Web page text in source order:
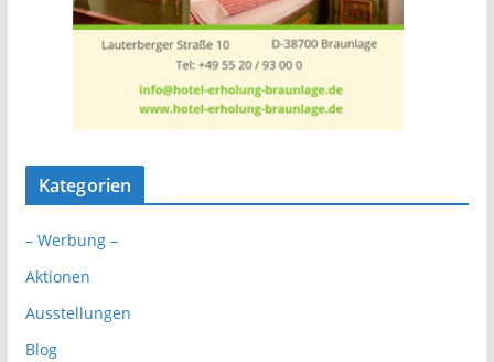
Kategorien
– Werbung –
Aktionen
Ausstellungen
Blog